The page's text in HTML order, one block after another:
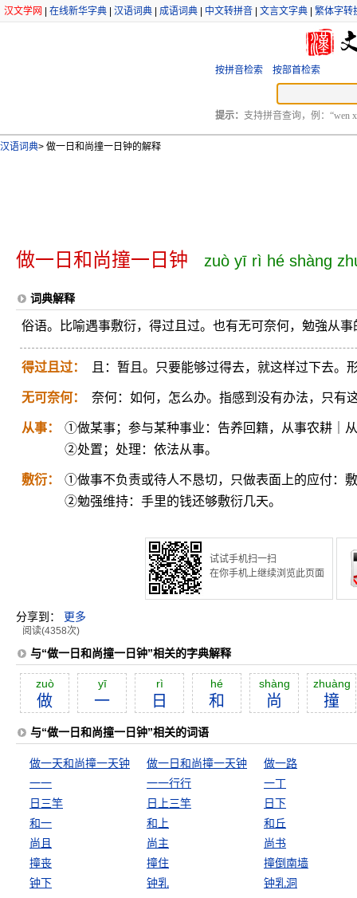
汉文学网 在线新华字典 汉语词典 成语词典 中文转拼音 文言文字典 繁体字转
按拼音检索 按部首检索
提示： 支持拼音查询，例：“wen
汉语词典> 做一日和尚撞一日钟的解释
做一日和尚撞一日钟 zuò yī rì hé shàng
词典解释
俗语。比喻遇事敷衍，得过且过。也有无可奈何，勉強从事
得过且过： 且：暂且。只要能够过得去，就这样过下去。
无可奈何： 奈何：如何，怎么办。指感到没有办法，只有
从事：
①做某事；参与某种事业：告养回籍，从事农耕｜
②处置；处理：依法从事。
敷衍：
①做事不负责或待人不恳切，只做表面上的应付：
②勉强维持：手里的钱还够敷衍几天。
试试手机扫一扫
在你手机上继续浏览此页面
分享到： 更多
阅读(4358次)
与“做一日和尚撞一日钟”相关的字典解释
zuò
做
yī
一
rì
日
hé
和
shàng
尚
zhuàng
撞
与“做一日和尚撞一日钟”相关的词语
做一天和尚撞一天钟 做一日和尚撞一天钟
做一路
一一
一一行行
一丁
日三竿
日上三竿
日下
和一
和上
和丘
尚且
尚主
尚书
撞丧
撞住
撞倒南墙
钟下
钟乳 钟乳洞